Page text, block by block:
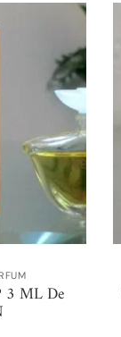
3 ML De